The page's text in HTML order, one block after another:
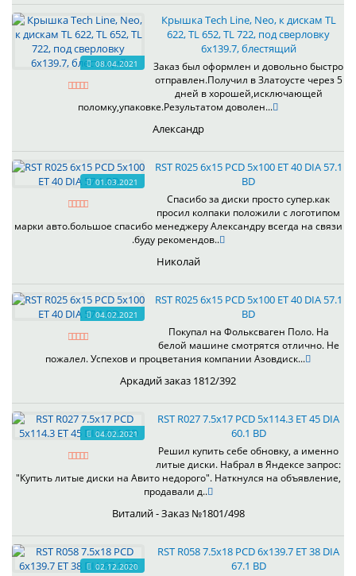
08.04.2021
Крышка Tech Line, Neo, к дискам TL
622, TL 652, TL 722, под сверловку
6х139.7, блестящий
Заказ был оформлен и довольно быстро
отправлен.Получил в Златоусте через 5
дней в хорошей,исключающей
поломку,упаковке.Результатом доволен...
Александр
01.03.2021
RST R025 6x15 PCD 5x100 ET 40 DIA 57.1
BD
Спасибо за диски просто супер.как
просил колпаки положили с логотипом
марки авто.большое спасибо менеджеру Александру всегда на связи
.буду рекомендов..
Николай
04.02.2021
RST R025 6x15 PCD 5x100 ET 40 DIA 57.1
BD
Покупал на Фольксваген Поло. На
белой машине смотрятся отлично. Не
пожалел. Успехов и процветания компании Азовдиск...
Аркадий заказ 1812/392
04.02.2021
RST R027 7.5x17 PCD 5x114.3 ET 45 DIA
60.1 BD
Решил купить себе обновку, а именно
литые диски. Набрал в Яндексе запрос:
"Купить литые диски на Авито недорого". Наткнулся на объявление,
продавали д..
Виталий - Заказ №1801/498
02.12.2020
RST R058 7.5x18 PCD 6x139.7 ET 38 DIA
67.1 BD